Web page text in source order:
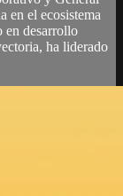
en el ecosistema
en desarrollo
ha liderado